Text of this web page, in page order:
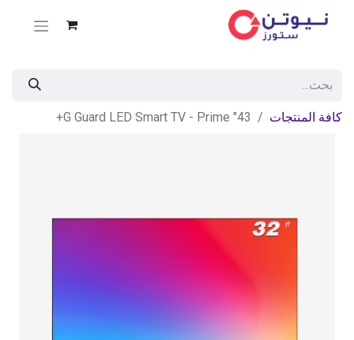
كافة المنتجات 43" G Guard LED Smart TV - Prime+